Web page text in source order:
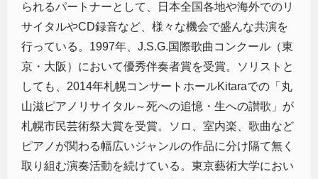
られるパートナーとして、日本全国各地や海外でのリ
サイタルやCD録音など、様々な機会で盛んな共演を
行っている。1997年、J.S.G.国際歌曲コンクール（東
京・大阪）において優秀伴奏者賞を受賞。ソリストと
しても、2014年札幌コンサートホールKitaraでの「丸
山滋ピアノリサイタル～死への追憶・生への讃歌」が
札幌市民芸術祭大賞を受賞。ソロ、室内楽、歌曲など
ピアノが関わる幅広いジャンルの作品に分け隔て無く
取り組む演奏活動を続けている。東京藝術大学におい